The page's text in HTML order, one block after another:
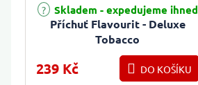
Příchuť Flavourit - Deluxe
Tobacco
Skladem - expedujeme ihned
239 Kč DO KOŠÍKU